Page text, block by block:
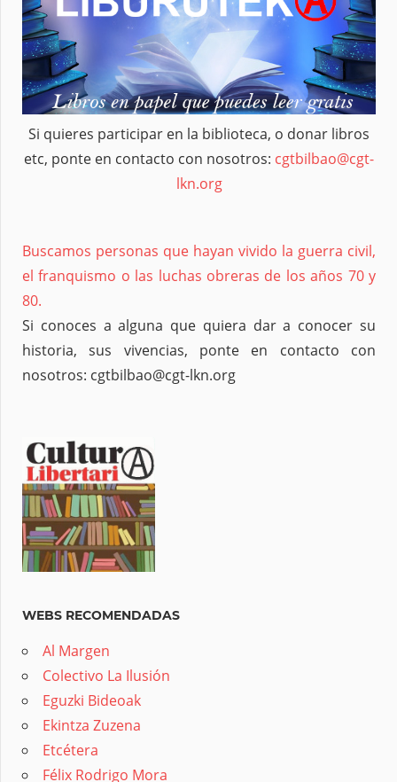
Si quieres participar en la biblioteca, o donar libros
etc, ponte en contacto con nosotros: cgtbilbao@cgt-
lkn.org
Buscamos personas que hayan vivido la guerra civil,
el franquismo o las luchas obreras de los años 70 y
80.
Si conoces a alguna que quiera dar a conocer su
historia, sus vivencias, ponte en contacto con
nosotros: cgtbilbao@cgt-lkn.org
WEBS RECOMENDADAS
Al Margen
Colectivo La Ilusión
Eguzki Bideoak
Ekintza Zuzena
Etcétera
Félix Rodrigo Mora